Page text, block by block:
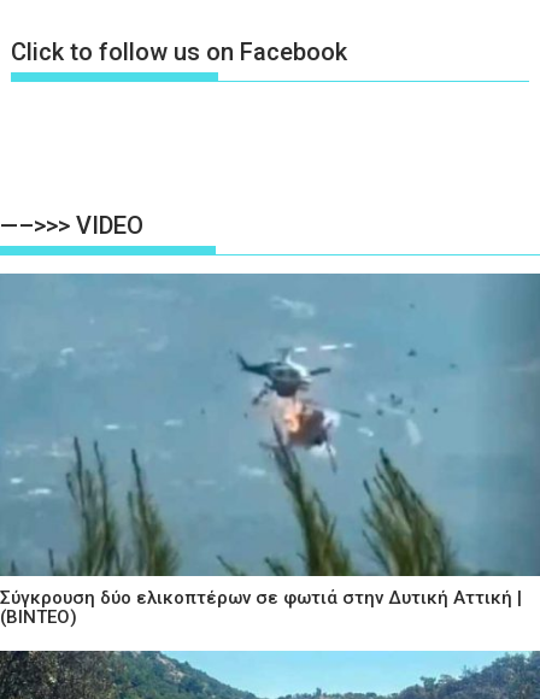
Click to follow us on Facebook
—–>>> VIDEO
Σύγκρουση δύο ελικοπτέρων σε φωτιά στην Δυτική Αττική |
(ΒΙΝΤΕΟ)